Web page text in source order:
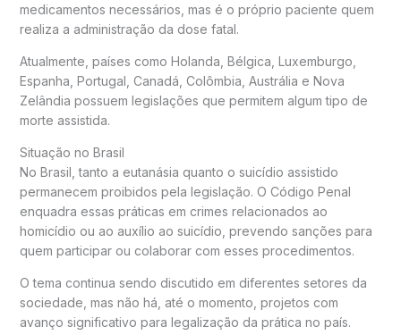
medicamentos necessários, mas é o próprio paciente quem
realiza a administração da dose fatal.
Atualmente, países como Holanda, Bélgica, Luxemburgo,
Espanha, Portugal, Canadá, Colômbia, Austrália e Nova
Zelândia possuem legislações que permitem algum tipo de
morte assistida.
Situação no Brasil
No Brasil, tanto a eutanásia quanto o suicídio assistido
permanecem proibidos pela legislação. O Código Penal
enquadra essas práticas em crimes relacionados ao
homicídio ou ao auxílio ao suicídio, prevendo sanções para
quem participar ou colaborar com esses procedimentos.
O tema continua sendo discutido em diferentes setores da
sociedade, mas não há, até o momento, projetos com
avanço significativo para legalização da prática no país.